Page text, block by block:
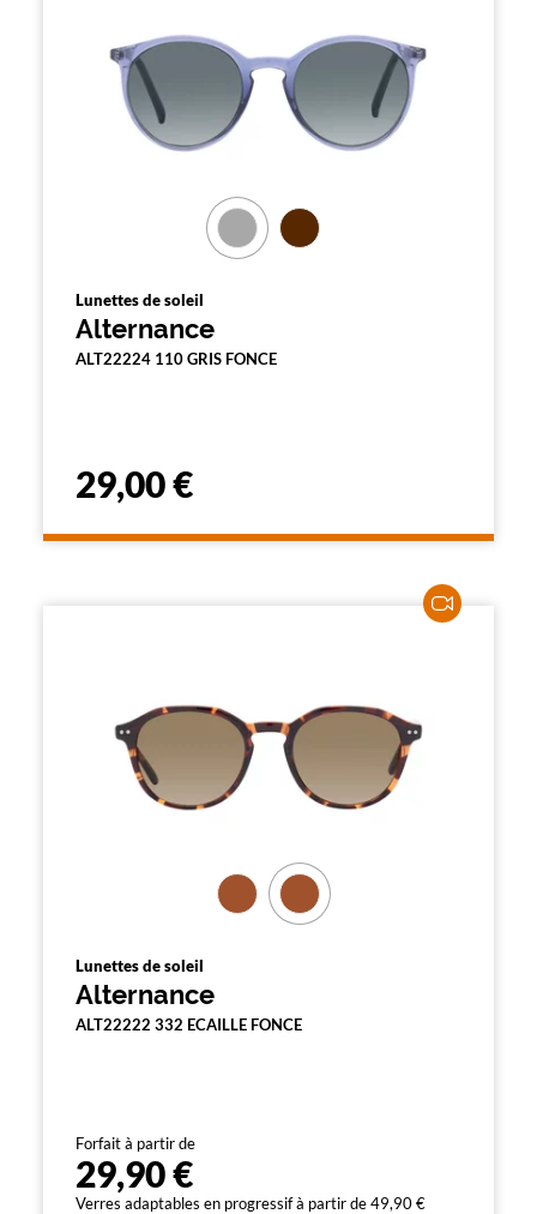
Lunettes de soleil
Alternance
ALT22224 110 GRIS FONCE
29,00 €
Lunettes de soleil
Alternance
ALT22222 332 ECAILLE FONCE
Forfait à partir de
29,90 €
Verres adaptables en progressif à partir de 49,90 €